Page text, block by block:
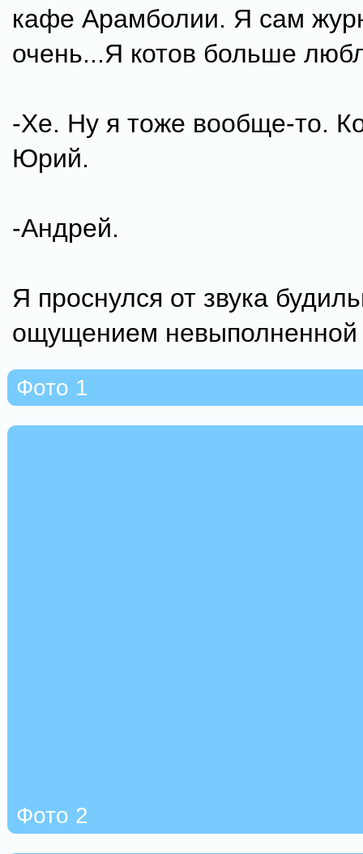
кафе Арамболии. Я сам
очень...Я котов больше
-Хе. Ну я тоже вообще-то.
Юрий.
-Андрей.
Я проснулся от звука
ощущением невыполненной
Фото 1
Фото 2